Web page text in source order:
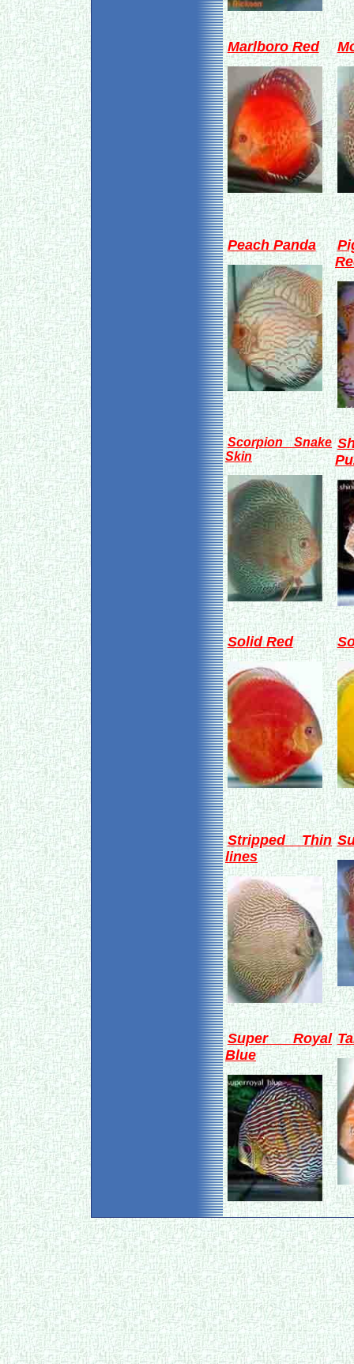
Marlboro Red
Peach Panda
Scorpion Snake
Skin
Solid Red
Stripped Thin
lines
Super Royal
Blue